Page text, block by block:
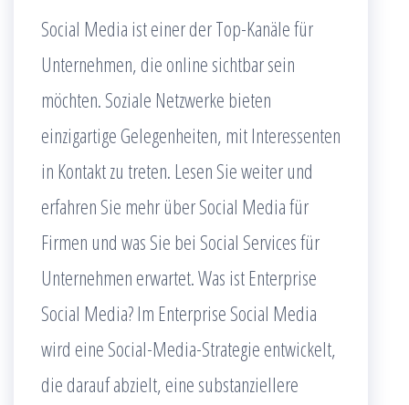
Social Media ist einer der Top-Kanäle für
Unternehmen, die online sichtbar sein
möchten. Soziale Netzwerke bieten
einzigartige Gelegenheiten, mit Interessenten
in Kontakt zu treten. Lesen Sie weiter und
erfahren Sie mehr über Social Media für
Firmen und was Sie bei Social Services für
Unternehmen erwartet. Was ist Enterprise
Social Media? Im Enterprise Social Media
wird eine Social-Media-Strategie entwickelt,
die darauf abzielt, eine substanziellere